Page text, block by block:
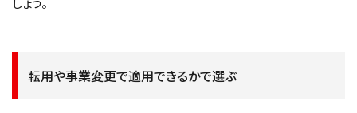
転用や事業変更で適用できるかで選ぶ